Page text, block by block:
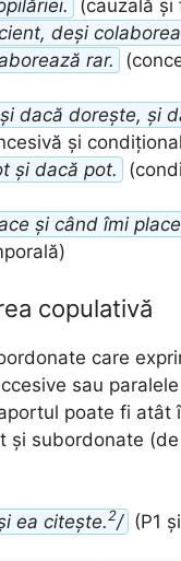
(cauzală și
deși
rar.
dacă dorește, și
și
și dacă pot.
și când îmi
copulativă
care
sau
poate fi atât
și subordonate
ea citește.2/ (P1